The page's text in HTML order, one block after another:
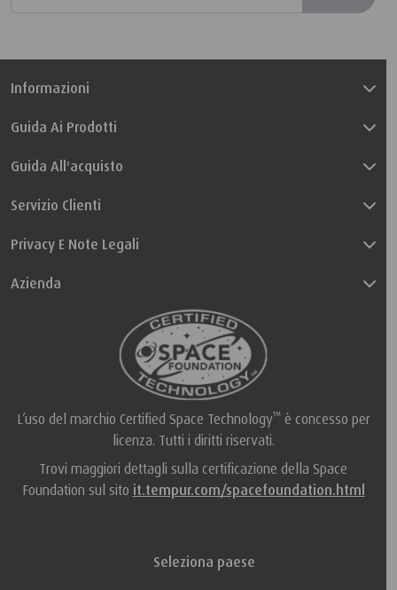
Informazioni
Guida Ai Prodotti
Guida All'acquisto
Servizio Clienti
Privacy E Note Legali
Azienda
L’uso del marchio Certified Space Technology™è concesso per
licenza. Tutti i diritti riservati.
Trovi maggiori dettagli sulla certificazione della Space
Foundation sul sito it.tempur.com/spacefoundation.html
Seleziona paese